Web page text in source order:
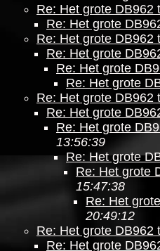
Re: Het grote DB962
Re: Het grote
Re: Het grote DB962
Re: Het grote
Re: Het grote
Re: Het grote
Re: Het grote DB962
Re: Het grote
Re: Het grote
13:56:39
Re: Het grote
Re: Het grote
15:47:38
Re: Het
20:49:12
Re: Het grote DB962
Re: Het grote